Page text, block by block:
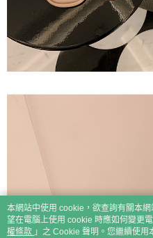
本網站中使用 cookie，欲查詢有關本
望在電腦上使用 cookie 時應如何變更
權條款 」之 Cookie 聲明。您繼續使